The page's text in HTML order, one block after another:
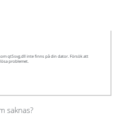
qt5svg.dll inte finns på din dator. Försök att
problemet.
saknas?